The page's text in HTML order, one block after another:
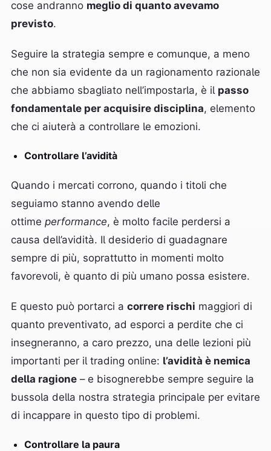
cose andranno meglio di quanto avevamo
previsto.
Seguire la strategia sempre e comunque, a meno
che non sia evidente da un ragionamento razionale
che abbiamo sbagliato nell’impostarla, è il passo
fondamentale per acquisire disciplina, elemento
che ci aiuterà a controllare le emozioni.
Controllare l’avidità
Quando i mercati corrono, quando i titoli che
seguiamo stanno avendo delle
ottime performance, è molto facile perdersi a
causa dell’avidità. Il desiderio di guadagnare
sempre di più, soprattutto in momenti molto
favorevoli, è quanto di più umano possa esistere.
E questo può portarci a correre rischi maggiori di
quanto preventivato, ad esporci a perdite che ci
insegneranno, a caro prezzo, una delle lezioni più
importanti per il trading online: l’avidità è nemica
della ragione – e bisognerebbe sempre seguire la
bussola della nostra strategia principale per evitare
di incappare in questo tipo di problemi.
Controllare la paura